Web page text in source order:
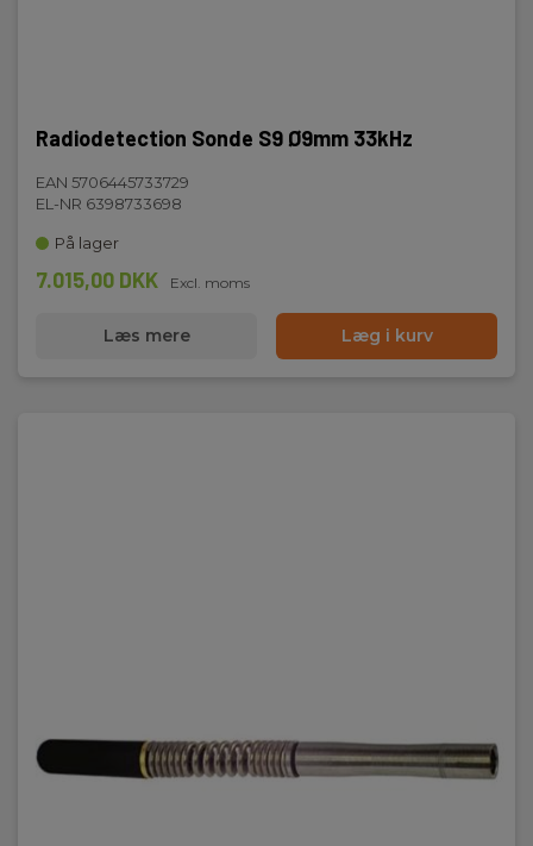
Radiodetection Sonde S9 Ø9mm 33kHz
EAN 5706445733729
EL-NR 6398733698
På lager
7.015,00 DKK Excl. moms
Læs mere Læg i kurv